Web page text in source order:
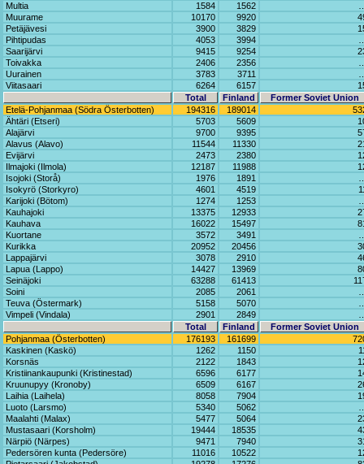
Multia
1584 1562
Muurame
10170 9920
Petäjävesi
3900 3829
Pihtipudas
4053 3994
Saarijärvi
9415 9254
Toivakka
2406 2356
Uurainen
3783 3711
Viitasaari
6264 6157
Total
Finland
Former Soviet Union
Etelä-Pohjanmaa (Södra Österbotten)
194316 189014
Ähtäri (Etseri)
5703 5609
Alajärvi
9700 9395
Alavus (Alavo)
11544 11330
Evijärvi
2473 2380
Ilmajoki (Ilmola)
12187 11988
Isojoki (Storå)
1976 1891
Isokyrö (Storkyro)
4601 4519
Karijoki (Bötom)
1274 1253
Kauhajoki
13375 12933
Kauhava
16022 15497
Kuortane
3572 3491
Kurikka
20952 20456
Lappajärvi
3078 2910
Lapua (Lappo)
14427 13969
Seinäjoki
63288 61413
Soini
2085 2061
Teuva (Östermark)
5158 5070
Vimpeli (Vindala)
2901 2849
Total
Finland
Former Soviet Union
Pohjanmaa (Österbotten)
176193 161699
Kaskinen (Kaskö)
1262 1150
Korsnäs
2122 1843
Kristiinankaupunki (Kristinestad)
6596 6177
Kruunupyy (Kronoby)
6509 6167
Laihia (Laihela)
8058 7904
Luoto (Larsmo)
5340 5062
Maalahti (Malax)
5477 5064
Mustasaari (Korsholm)
19444 18535
Närpiö (Närpes)
9471 7940
Pedersören kunta (Pedersöre)
11016 10522